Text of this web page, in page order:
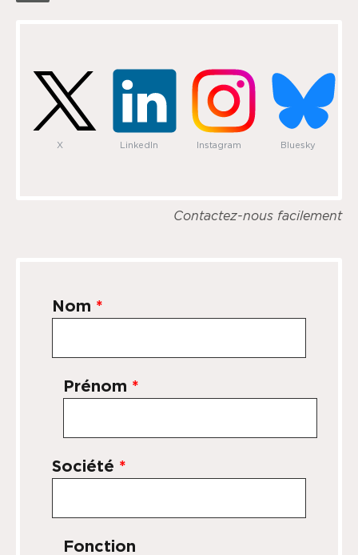
X LinkedIn Instagram Bluesky
Contactez-nous facilement
Nom *
Prénom *
Société *
Fonction